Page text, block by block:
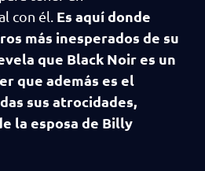
con él. Es aquí donde
más inesperados de su
que Black Noir es un
que además es el
sus atrocidades,
la esposa de Billy